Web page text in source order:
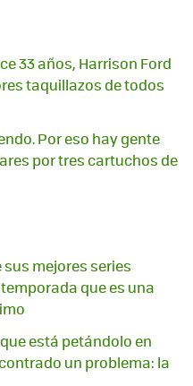
33 años, Harrison Ford
taquillazos de todos
Por eso hay gente
por tres cartuchos de
sus mejores series
que es una
está petándolo en
un problema: la